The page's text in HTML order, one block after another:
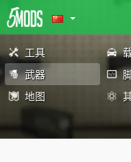
工具
武器
地图